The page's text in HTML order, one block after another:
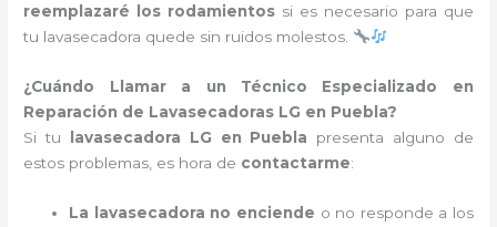
reemplazaré los rodamientos si es necesario para que
tu lavasecadora quede sin ruidos molestos.
¿Cuándo Llamar a un Técnico Especializado en
Reparación de Lavasecadoras LG en Puebla?
Si tu
lavasecadora LG en Puebla presenta alguno de
estos problemas, es hora de contactarme:
La lavasecadora no enciende o no responde a los